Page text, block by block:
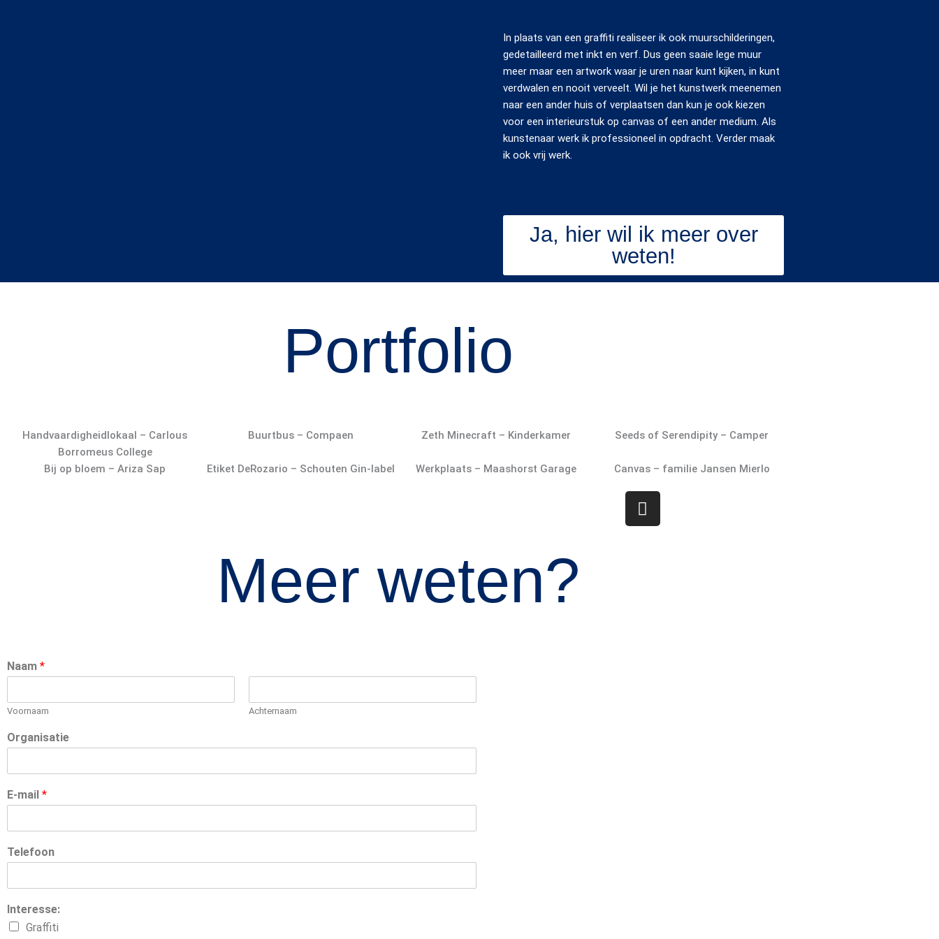
In plaats van een graffiti realiseer ik ook muurschilderingen,
gedetailleerd met inkt en verf. Dus geen saaie lege muur
meer maar een artwork waar je uren naar kunt kijken, in kunt
verdwalen en nooit verveelt. Wil je het kunstwerk meenemen
naar een ander huis of verplaatsen dan kun je ook kiezen
voor een interieurstuk op canvas of een ander medium. Als
kunstenaar werk ik professioneel in opdracht. Verder maak
ik ook vrij werk.
Ja, hier wil ik meer over
weten!
Portfolio
Handvaardigheidlokaal – Carlous
Borromeus College
Buurtbus – Compaen Zeth Minecraft – Kinderkamer Seeds of Serendipity – Camper
Bij op bloem – Ariza Sap Etiket DeRozario – Schouten Gin-label Werkplaats – Maashorst Garage Canvas – familie Jansen Mierlo
I
n
Meer weten?
Naam *
Voornaam Achternaam
Organisatie
E-mail *
Telefoon
Interesse:
Graffiti